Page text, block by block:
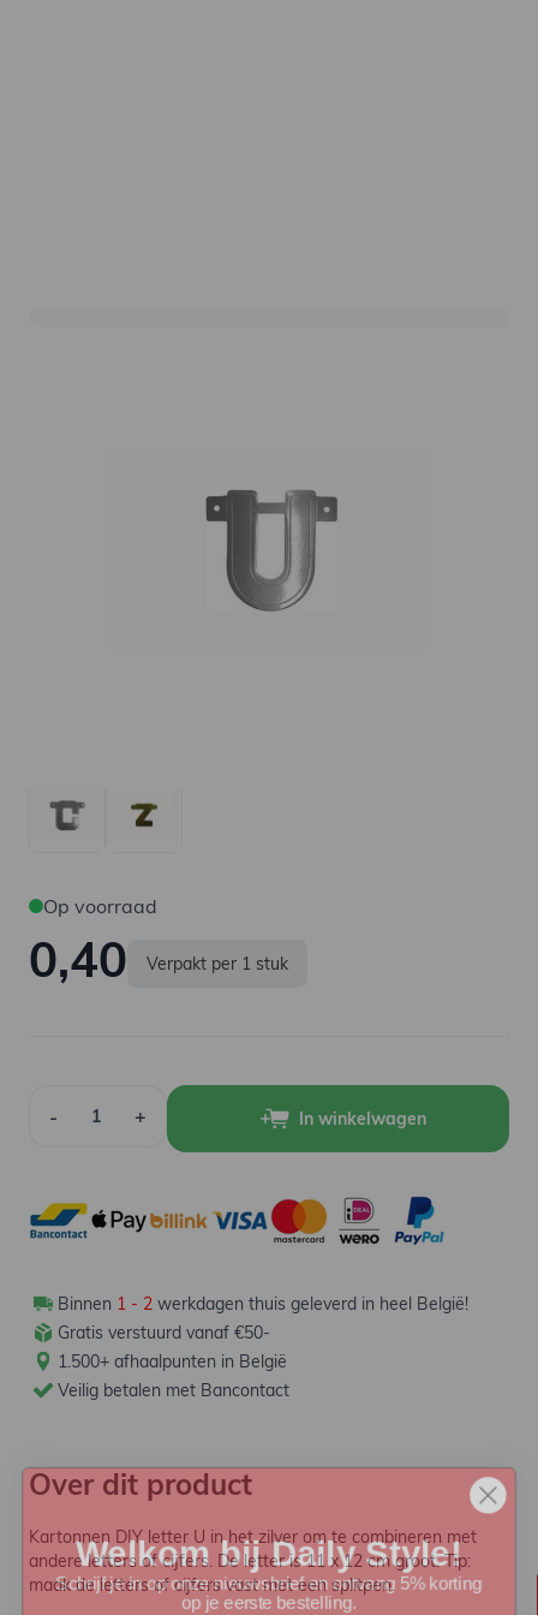
Op voorraad
0,40 Verpakt per 1 stuk
- + In winkelwagen
Binnen 1 - 2 werkdagen thuis geleverd in heel België!
Gratis verstuurd vanaf €50-
1.500+ afhaalpunten in België
Veilig betalen met Bancontact
Over dit product
Kartonnen DIY letter U in het zilver om te combineren met
andere letters of cijfers. De letter is 11 x 12 cm groot. Tip:
maak de letters of cijfers vast met een splitpen.
Welkom bij Daily Style!
Schrijf je in op onze nieuwsbrief en ontvang 5% korting
op je eerste bestelling.